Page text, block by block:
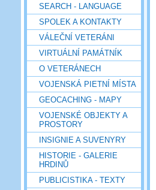
SEARCH - LANGUAGE
SPOLEK A KONTAKTY
VÁLEČNÍ VETERÁNI
VIRTUÁLNÍ PAMÁTNÍK
O VETERÁNECH
VOJENSKÁ PIETNÍ MÍSTA
GEOCACHING - MAPY
VOJENSKÉ OBJEKTY A
PROSTORY
INSIGNIE A SUVENYRY
HISTORIE - GALERIE
HRDINŮ
PUBLICISTIKA - TEXTY